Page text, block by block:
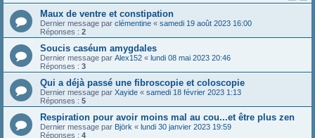
Maux de ventre et constipation
Dernier message par clémentine « samedi 19 août 2023 16:00
Réponses : 2
Soucis caséum amygdales
Dernier message par Alex152 « lundi 08 mai 2023 20:46
Réponses : 3
Qui a déjà passé une fibroscopie et coloscopie
Dernier message par Xayide « samedi 18 février 2023 1:13
Réponses : 5
Respiration pour avoir moins mal au cou...et être plus zen
Dernier message par Björk « lundi 30 janvier 2023 19:59
Réponses : 4